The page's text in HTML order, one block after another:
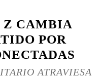
Z CAMBIA
POR
ATRAVIESA